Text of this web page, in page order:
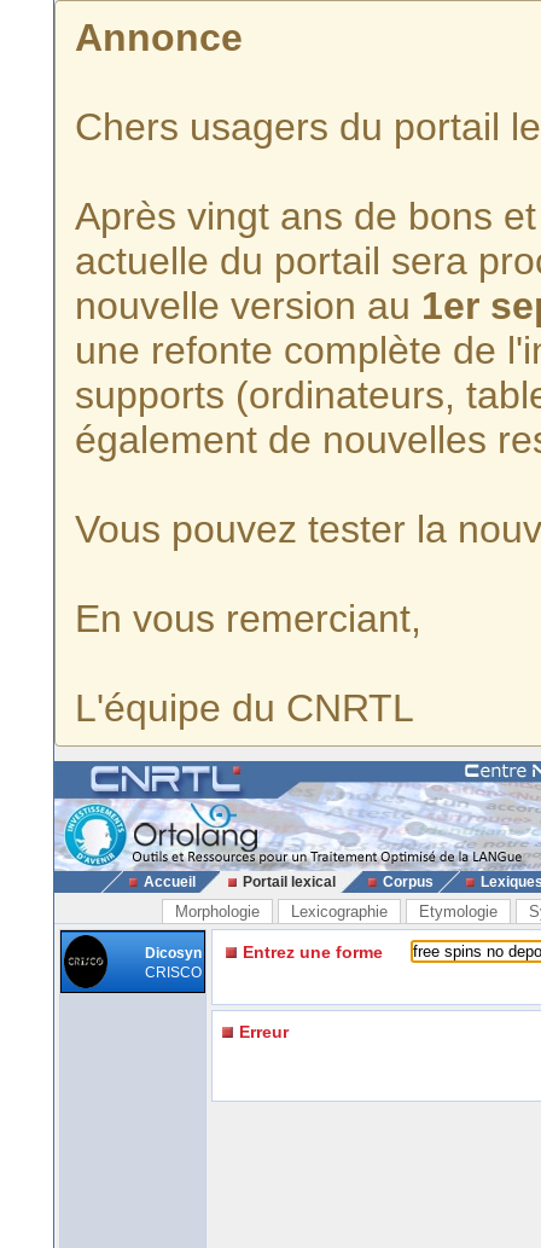
Annonce
Chers usagers du portail
Après vingt ans de bons
actuelle du portail sera
nouvelle version au 1er
une refonte complète de
supports (ordinateurs,
également de nouvelles
Vous pouvez tester la
En vous remerciant,
L'équipe du CNRTL
Accueil Portail lexical Corpus
Morphologie Lexicographie Etymologie
Dicosyn
CRISCO
Entrez une forme
Erreur